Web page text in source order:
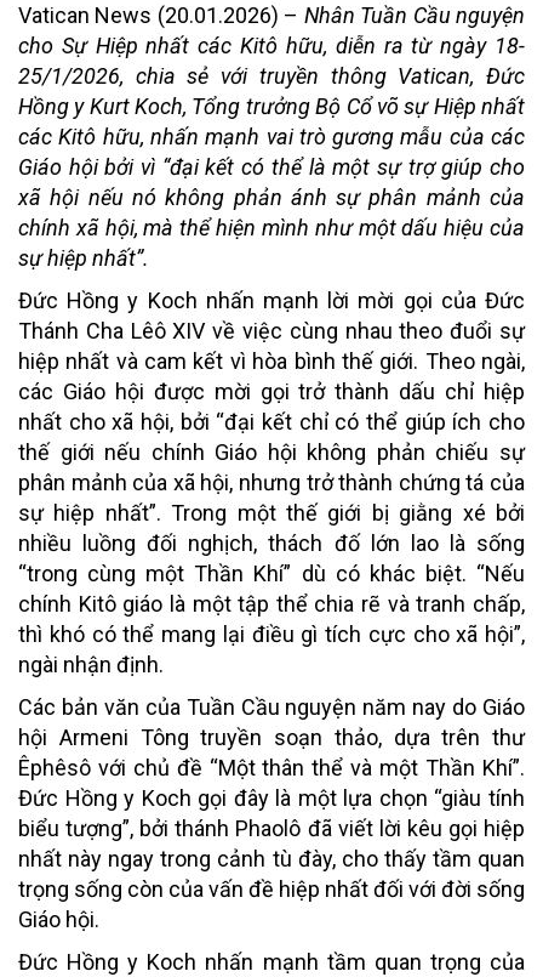
Vatican News (20.01.2026) – Nhân Tuần Cầu nguyện
cho Sự Hiệp nhất các Kitô hữu, diễn ra từ ngày 18-
25/1/2026, chia sẻ với truyền thông Vatican, Đức
Hồng y Kurt Koch, Tổng trưởng Bộ Cổ võ sự Hiệp nhất
các Kitô hữu, nhấn mạnh vai trò gương mẫu của các
Giáo hội bởi vì “đại kết có thể là một sự trợ giúp cho
xã hội nếu nó không phản ánh sự phân mảnh của
chính xã hội, mà thể hiện mình như một dấu hiệu của
sự hiệp nhất”.
Đức Hồng y Koch nhấn mạnh lời mời gọi của Đức
Thánh Cha Lêô XIV về việc cùng nhau theo đuổi sự
hiệp nhất và cam kết vì hòa bình thế giới. Theo ngài,
các Giáo hội được mời gọi trở thành dấu chỉ hiệp
nhất cho xã hội, bởi “đại kết chỉ có thể giúp ích cho
thế giới nếu chính Giáo hội không phản chiếu sự
phân mảnh của xã hội, nhưng trở thành chứng tá của
sự hiệp nhất”. Trong một thế giới bị giằng xé bởi
nhiều luồng đối nghịch, thách đố lớn lao là sống
“trong cùng một Thần Khí” dù có khác biệt. “Nếu
chính Kitô giáo là một tập thể chia rẽ và tranh chấp,
thì khó có thể mang lại điều gì tích cực cho xã hội”,
ngài nhận định.
Các bản văn của Tuần Cầu nguyện năm nay do Giáo
hội Armeni Tông truyền soạn thảo, dựa trên thư
Êphêsô với chủ đề “Một thân thể và một Thần Khí”.
Đức Hồng y Koch gọi đây là một lựa chọn “giàu tính
biểu tượng”, bởi thánh Phaolô đã viết lời kêu gọi hiệp
nhất này ngay trong cảnh tù đày, cho thấy tầm quan
trọng sống còn của vấn đề hiệp nhất đối với đời sống
Giáo hội.
Đức Hồng y Koch nhấn mạnh tầm quan trọng của